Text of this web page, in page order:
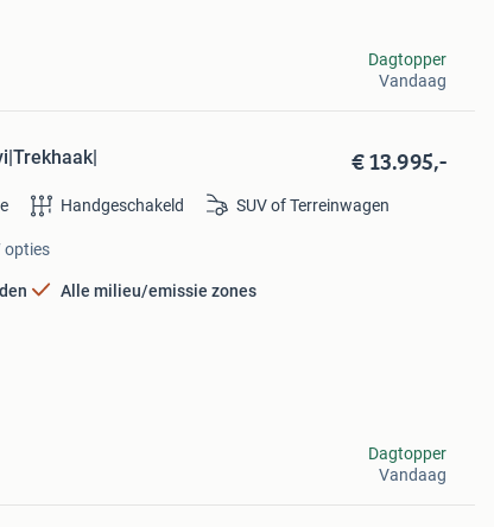
Dagtopper
Vandaag
€ 13.995,-
Handgeschakeld SUV of Terreinwagen
opties
Alle milieu/emissie zones
Dagtopper
Vandaag